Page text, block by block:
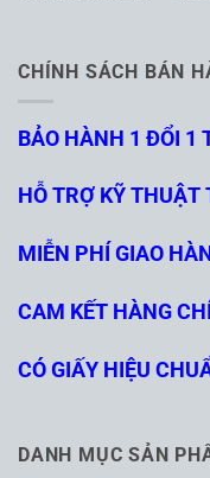
CHÍNH SÁCH BÁN
BẢO HÀNH 1 ĐỔI 1
HỖ TRỢ KỸ THUẬT
MIỄN PHÍ GIAO
CAM KẾT HÀNG
CÓ GIẤY HIỆU
DANH MỤC SẢN